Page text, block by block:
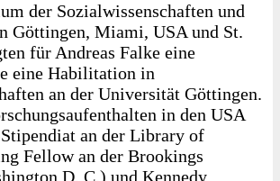
der Sozialwissenschaften und
Göttingen, Miami, USA und St.
für Andreas Falke eine
eine Habilitation in
an der Universität Göttingen.
in den USA
an der Library of
Fellow an der Brookings
D. C.) und Kennedy